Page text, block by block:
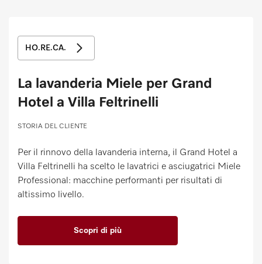
HO.RE.CA.
La lavanderia Miele per Grand
Hotel a Villa Feltrinelli
STORIA DEL CLIENTE
Per il rinnovo della lavanderia interna, il Grand Hotel a
Villa Feltrinelli ha scelto le lavatrici e asciugatrici Miele
Professional: macchine performanti per risultati di
altissimo livello.
Scopri di più